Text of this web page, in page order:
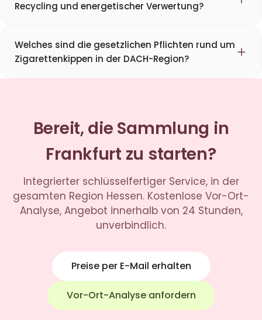
Recycling und energetischer Verwertung?
Welches sind die gesetzlichen Pflichten rund um
Zigarettenkippen in der DACH-Region?
Bereit, die Sammlung in
Frankfurt zu starten?
Integrierter schlüsselfertiger Service, in der
gesamten Region Hessen. Kostenlose Vor-Ort-
Analyse, Angebot innerhalb von 24 Stunden,
unverbindlich.
Preise per E-Mail erhalten
Vor-Ort-Analyse anfordern